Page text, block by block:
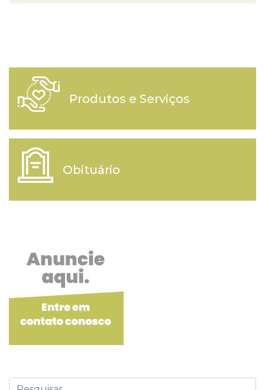
Produtos e Serviços
Obituário